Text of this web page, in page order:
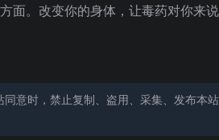
面。改变你的身体，让毒药对你来
意时，禁止复制、盗用、采集、发布本